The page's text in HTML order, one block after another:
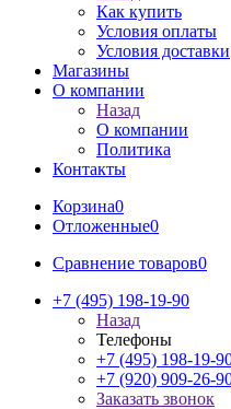
Как купить
Условия оплаты
Условия доставки
Магазины
О компании
Назад
О компании
Политика
Контакты
Корзина0
Отложенные0
Сравнение товаров0
+7 (495) 198-19-90
Назад
Телефоны
+7 (495) 198-19-
+7 (920) 909-26-
Заказать звонок